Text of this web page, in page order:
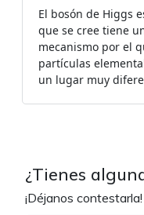
El bosón de Higgs
que se cree tiene
mecanismo por el
partículas
un lugar muy
¿Tienes
¡Déjanos contestarla!